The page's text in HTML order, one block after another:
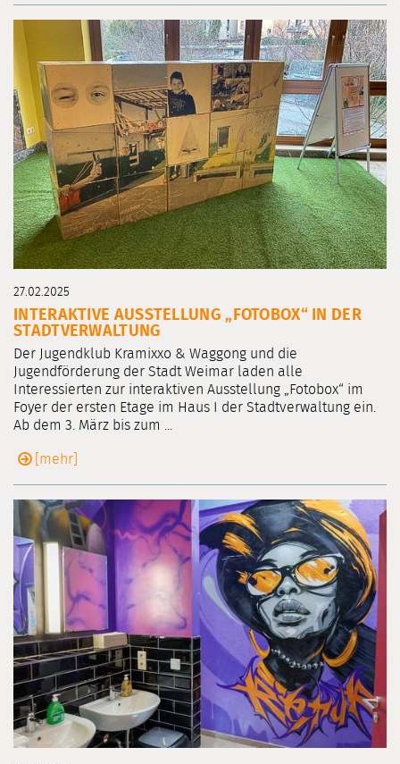
27.02.2025
INTERAKTIVE AUSSTELLUNG „FOTOBOX“ IN DER
STADTVERWALTUNG
Der Jugendklub Kramixxo & Waggong und die
Jugendförderung der Stadt Weimar laden alle
Interessierten zur interaktiven Ausstellung „Fotobox“ im
Foyer der ersten Etage im Haus I der Stadtverwaltung ein.
Ab dem 3. März bis zum ...
[mehr]